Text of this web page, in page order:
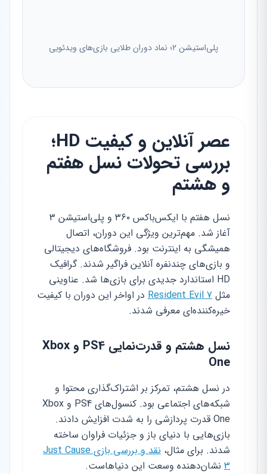
پلی‌استیشن ۲؛ نماد دوران طلایی بازی‌های ویدئویی
عصر آنلاین و کیفیت HD؛
بررسی تحولات نسل هفتم
و هشتم
نسل هفتم با ایکس‌باکس ۳۶۰ و پلی‌استیشن ۳
آغاز شد. مهم‌ترین ویژگی این دوران، اتصال
همیشگی به اینترنت بود. فروشگاه‌های دیجیتالی
و بازی‌های چندنفره آنلاین فراگیر شدند. گرافیک
HD استاندارد جدیدی برای بازی‌ها شد. عناوینی
مثل Resident Evil 7 در اواخر این دوران با کیفیت
خیره‌کننده‌ای معرفی شدند.
نسل هشتم و قدرت‌نمایی PS4 و Xbox
One
در نسل هشتم، تمرکز بر اشتراک‌گذاری محتوا و
شبکه‌های اجتماعی بود. کنسول‌های PS4 و Xbox
One قدرت پردازشی را به شدت افزایش دادند.
بازی‌هایی با دنیای باز و جزئیات فراوان ساخته
شدند. برای مثال،
نقد و بررسی بازی Just Cause
3 نشان‌دهنده وسعت این دنیاهاست.